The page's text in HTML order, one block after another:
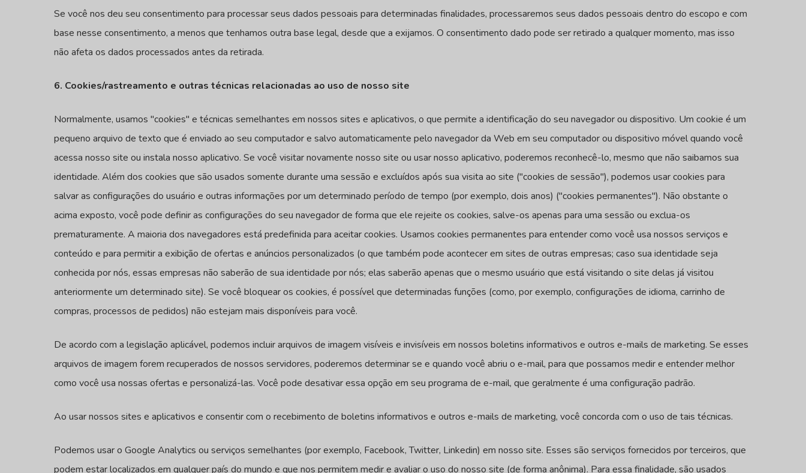
Se você nos deu seu consentimento para processar seus dados pessoais para determinadas finalidades, processaremos seus dados pessoais dentro do escopo e com
base nesse consentimento, a menos que tenhamos outra base legal, desde que a exijamos. O consentimento dado pode ser retirado a qualquer momento, mas isso
não afeta os dados processados antes da retirada.
6. Cookies/rastreamento e outras técnicas relacionadas ao uso de nosso site
Normalmente, usamos "cookies" e técnicas semelhantes em nossos sites e aplicativos, o que permite a identificação do seu navegador ou dispositivo. Um cookie é um
pequeno arquivo de texto que é enviado ao seu computador e salvo automaticamente pelo navegador da Web em seu computador ou dispositivo móvel quando você
acessa nosso site ou instala nosso aplicativo. Se você visitar novamente nosso site ou usar nosso aplicativo, poderemos reconhecê-lo, mesmo que não saibamos sua
identidade. Além dos cookies que são usados somente durante uma sessão e excluídos após sua visita ao site ("cookies de sessão"), podemos usar cookies para
salvar as configurações do usuário e outras informações por um determinado período de tempo (por exemplo, dois anos) ("cookies permanentes"). Não obstante o
acima exposto, você pode definir as configurações do seu navegador de forma que ele rejeite os cookies, salve-os apenas para uma sessão ou exclua-os
prematuramente. A maioria dos navegadores está predefinida para aceitar cookies. Usamos cookies permanentes para entender como você usa nossos serviços e
conteúdo e para permitir a exibição de ofertas e anúncios personalizados (o que também pode acontecer em sites de outras empresas; caso sua identidade seja
conhecida por nós, essas empresas não saberão de sua identidade por nós; elas saberão apenas que o mesmo usuário que está visitando o site delas já visitou
anteriormente um determinado site). Se você bloquear os cookies, é possível que determinadas funções (como, por exemplo, configurações de idioma, carrinho de
compras, processos de pedidos) não estejam mais disponíveis para você.
De acordo com a legislação aplicável, podemos incluir arquivos de imagem visíveis e invisíveis em nossos boletins informativos e outros e-mails de marketing. Se esses
arquivos de imagem forem recuperados de nossos servidores, poderemos determinar se e quando você abriu o e-mail, para que possamos medir e entender melhor
como você usa nossas ofertas e personalizá-las. Você pode desativar essa opção em seu programa de e-mail, que geralmente é uma configuração padrão.
Ao usar nossos sites e aplicativos e consentir com o recebimento de boletins informativos e outros e-mails de marketing, você concorda com o uso de tais técnicas.
Podemos usar o Google Analytics ou serviços semelhantes (por exemplo, Facebook, Twitter, Linkedin) em nosso site. Esses são serviços fornecidos por terceiros, que
podem estar localizados em qualquer país do mundo e que nos permitem medir e avaliar o uso do nosso site (de forma anônima). Para essa finalidade, são usados